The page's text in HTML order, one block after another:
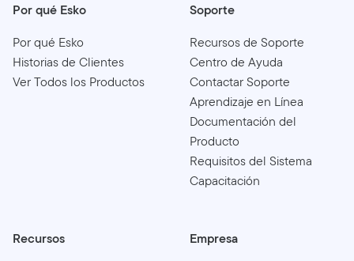
Por qué Esko
Por qué Esko
Historias de Clientes
Ver Todos los Productos
Soporte
Recursos de Soporte
Centro de Ayuda
Contactar Soporte
Aprendizaje en Línea
Documentación del
Producto
Requisitos del Sistema
Capacitación
Recursos
Empresa